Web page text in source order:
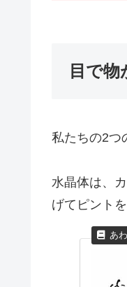
目で
私たちの2つ
水晶体は、
げてピント